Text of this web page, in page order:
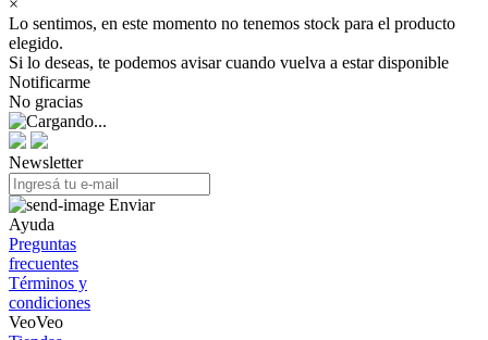
×
Lo sentimos, en este momento no tenemos stock para el producto
elegido.
Si lo deseas, te podemos avisar cuando vuelva a estar disponible
Notificarme
No gracias
Newsletter
Enviar
Ayuda
Preguntas
frecuentes
Términos y
condiciones
VeoVeo